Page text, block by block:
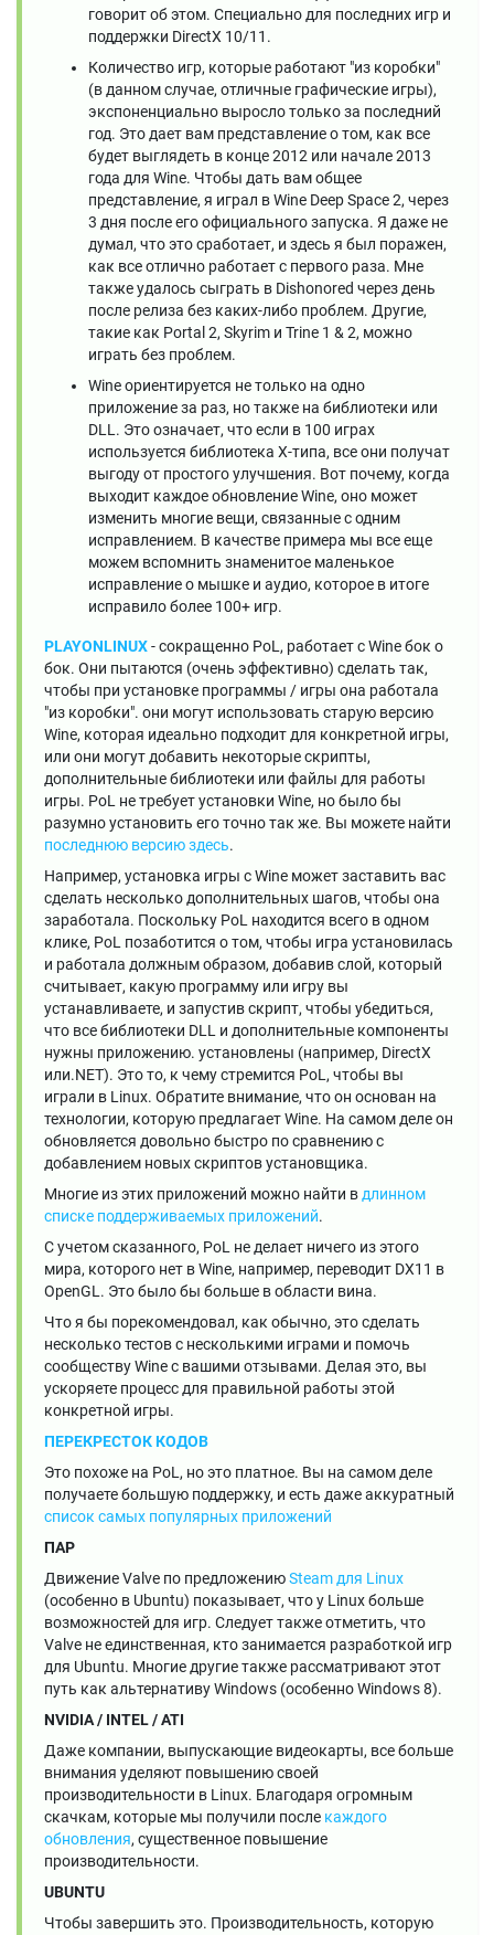
говорит об этом. Специально для последних игр и
поддержки DirectX 10/11.
Количество игр, которые работают "из коробки"
(в данном случае, отличные графические игры),
экспоненциально выросло только за последний
год. Это дает вам представление о том, как все
будет выглядеть в конце 2012 или начале 2013
года для Wine. Чтобы дать вам общее
представление, я играл в Wine Deep Space 2, через
3 дня после его официального запуска. Я даже не
думал, что это сработает, и здесь я был поражен,
как все отлично работает с первого раза. Мне
также удалось сыграть в Dishonored через день
после релиза без каких-либо проблем. Другие,
такие как Portal 2, Skyrim и Trine 1 & 2, можно
играть без проблем.
Wine ориентируется не только на одно
приложение за раз, но также на библиотеки или
DLL. Это означает, что если в 100 играх
используется библиотека X-типа, все они получат
выгоду от простого улучшения. Вот почему, когда
выходит каждое обновление Wine, оно может
изменить многие вещи, связанные с одним
исправлением. В качестве примера мы все еще
можем вспомнить знаменитое маленькое
исправление о мышке и аудио, которое в итоге
исправило более 100+ игр.
PLAYONLINUX- сокращенно PoL, работает с Wine бок о
бок. Они пытаются (очень эффективно) сделать так,
чтобы при установке программы / игры она работала
"из коробки". они могут использовать старую версию
Wine, которая идеально подходит для конкретной игры,
или они могут добавить некоторые скрипты,
дополнительные библиотеки или файлы для работы
игры. PoL не требует установки Wine, но было бы
разумно установить его точно так же. Вы можете найти
последнюю версию здесь.
Например, установка игры с Wine может заставить вас
сделать несколько дополнительных шагов, чтобы она
заработала. Поскольку PoL находится всего в одном
клике, PoL позаботится о том, чтобы игра установилась
и работала должным образом, добавив слой, который
считывает, какую программу или игру вы
устанавливаете, и запустив скрипт, чтобы убедиться,
что все библиотеки DLL и дополнительные компоненты
нужны приложению. установлены (например, DirectX
или.NET). Это то, к чему стремится PoL, чтобы вы
играли в Linux. Обратите внимание, что он основан на
технологии, которую предлагает Wine. На самом деле он
обновляется довольно быстро по сравнению с
добавлением новых скриптов установщика.
Многие из этих приложений можно найти вдлинном
списке поддерживаемых приложений.
С учетом сказанного, PoL не делает ничего из этого
мира, которого нет в Wine, например, переводит DX11 в
OpenGL. Это было бы больше в области вина.
Что я бы порекомендовал, как обычно, это сделать
несколько тестов с несколькими играми и помочь
сообществу Wine с вашими отзывами. Делая это, вы
ускоряете процесс для правильной работы этой
конкретной игры.
ПЕРЕКРЕСТОК КОДОВ
Это похоже на PoL, но это платное. Вы на самом деле
получаете большую поддержку, и есть даже аккуратный
список самых популярных приложений
ПАР
Движение Valve по предложениюSteam для Linux
(особенно в Ubuntu) показывает, что у Linux больше
возможностей для игр. Следует также отметить, что
Valve не единственная, кто занимается разработкой игр
для Ubuntu. Многие другие также рассматривают этот
путь как альтернативу Windows (особенно Windows 8).
NVIDIA / INTEL / ATI
Даже компании, выпускающие видеокарты, все больше
внимания уделяют повышению своей
производительности в Linux. Благодаря огромным
скачкам, которые мы получили после каждого
обновления, существенное повышение
производительности.
UBUNTU
Чтобы завершить это. Производительность, которую